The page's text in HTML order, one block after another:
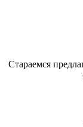
Стараемся